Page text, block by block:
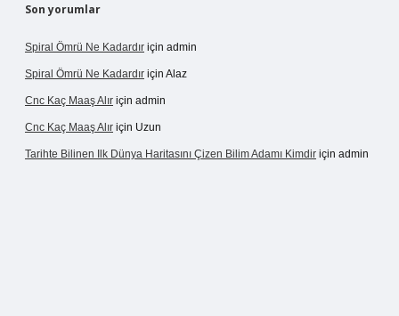
Son yorumlar
Spiral Ömrü Ne Kadardır için admin
Spiral Ömrü Ne Kadardır için Alaz
Cnc Kaç Maaş Alır için admin
Cnc Kaç Maaş Alır için Uzun
Tarihte Bilinen Ilk Dünya Haritasını Çizen Bilim Adamı Kimdir için admin